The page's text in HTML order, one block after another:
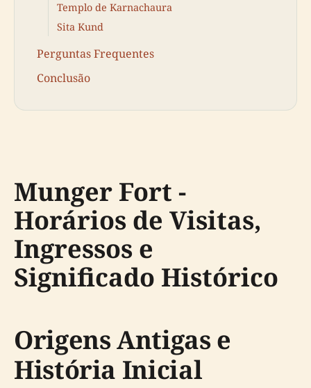
Templo de Karnachaura
Sita Kund
Perguntas Frequentes
Conclusão
Munger Fort -
Horários de Visitas,
Ingressos e
Significado Histórico
Origens Antigas e
História Inicial